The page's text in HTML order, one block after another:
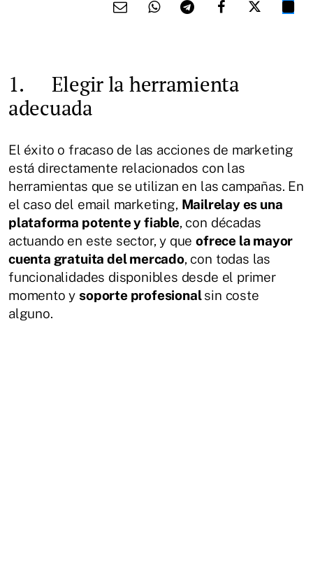
1. Elegir la herramienta
adecuada
El éxito o fracaso de las acciones de marketing
está directamente relacionados con las
herramientas que se utilizan en las campañas. En
el caso del email marketing, Mailrelay es una
plataforma potente y fiable, con décadas
actuando en este sector, y queofrece la mayor
cuenta gratuita del mercado, con todas las
funcionalidades disponibles desde el primer
momento ysoporte profesionalsin coste
alguno.